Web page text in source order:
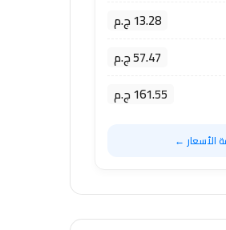
13.28 ج.م
57.47 ج.م
161.55 ج.م
الأسعار ←